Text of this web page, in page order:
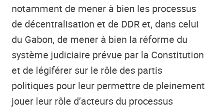
notamment de mener à bien les processus
de décentralisation et de DDR et, dans celui
du Gabon, de mener à bien la réforme du
système judiciaire prévue par la Constitution
et de légiférer sur le rôle des partis
politiques pour leur permettre de pleinement
jouer leur rôle d’acteurs du processus